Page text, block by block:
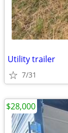
Utility trailer
7/31
$28,000